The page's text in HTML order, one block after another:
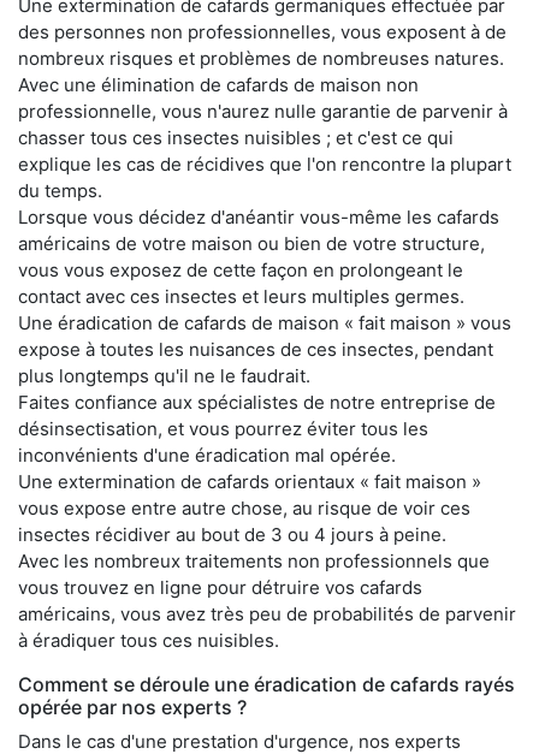
Une extermination de cafards germaniques effectuée par
des personnes non professionnelles, vous exposent à de
nombreux risques et problèmes de nombreuses natures.
Avec une élimination de cafards de maison non
professionnelle, vous n'aurez nulle garantie de parvenir à
chasser tous ces insectes nuisibles ; et c'est ce qui
explique les cas de récidives que l'on rencontre la plupart
du temps.
Lorsque vous décidez d'anéantir vous-même les cafards
américains de votre maison ou bien de votre structure,
vous vous exposez de cette façon en prolongeant le
contact avec ces insectes et leurs multiples germes.
Une éradication de cafards de maison « fait maison » vous
expose à toutes les nuisances de ces insectes, pendant
plus longtemps qu'il ne le faudrait.
Faites confiance aux spécialistes de notre entreprise de
désinsectisation, et vous pourrez éviter tous les
inconvénients d'une éradication mal opérée.
Une extermination de cafards orientaux « fait maison »
vous expose entre autre chose, au risque de voir ces
insectes récidiver au bout de 3 ou 4 jours à peine.
Avec les nombreux traitements non professionnels que
vous trouvez en ligne pour détruire vos cafards
américains, vous avez très peu de probabilités de parvenir
à éradiquer tous ces nuisibles.
Comment se déroule une éradication de cafards rayés
opérée par nos experts ?
Dans le cas d'une prestation d'urgence, nos experts